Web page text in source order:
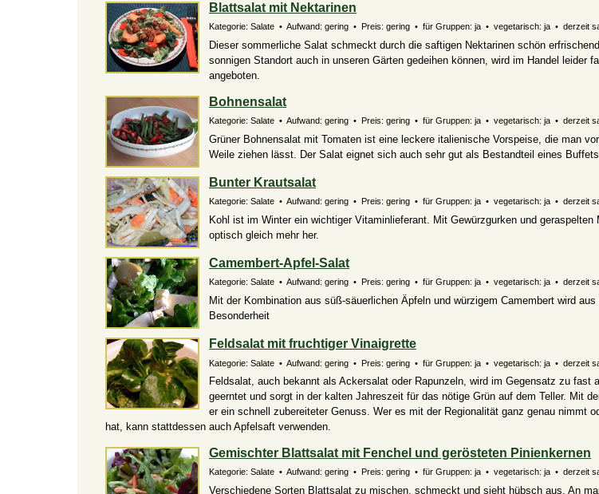
Blattsalat mit Nektarinen
Kategorie: Salate • Aufwand: gering • Preis: gering • für Gruppen: ja • vegetarisch: ja • derzeit
Dieser sommerliche Salat schmeckt durch die saftigen Nektarinen schön
sonnigen Standort auch in unseren Gärten gedeihen können, wird im Handel leider
angeboten.
Bohnensalat
Kategorie: Salate • Aufwand: gering • Preis: gering • für Gruppen: ja • vegetarisch: ja • derzeit
Grüner Bohnensalat mit Tomaten ist eine leckere italienische Vorspeise, die man
Weile ziehen lässt. Der Salat eignet sich auch sehr gut als Bestandteil eines
Bunter Krautsalat
Kategorie: Salate • Aufwand: gering • Preis: gering • für Gruppen: ja • vegetarisch: ja • derzeit
Kohl ist im Winter ein wichtiger Vitaminlieferant. Mit Gewürzgurken und
optisch gleich mehr her.
Camembert-Apfel-Salat
Kategorie: Salate • Aufwand: gering • Preis: gering • für Gruppen: ja • vegetarisch: ja • derzeit
Mit der Kombination aus süß-säuerlichen Äpfeln und würzigem Camembert wird
Besonderheit
Feldsalat mit fruchtiger Vinaigrette
Kategorie: Salate • Aufwand: gering • Preis: gering • für Gruppen: ja • vegetarisch: ja • derzeit
Feldsalat, auch bekannt als Ackersalat oder Rapunzeln, wird im Gegensatz zu fast
geerntet und sorgt in der kalten Jahreszeit für das nötige Grün auf dem Teller. Mit
er ein schnell zubereiteter Genuss. Wer es mit der Regionalität ganz genau nimmt
hat, kann stattdessen auch Apfelsaft verwenden.
Gemischter Blattsalat mit Fenchel und gerösteten Pinienkernen
Kategorie: Salate • Aufwand: gering • Preis: gering • für Gruppen: ja • vegetarisch: ja • derzeit
Verschiedene Sorten Blattsalat zu mischen, schmeckt und sieht hübsch aus. An